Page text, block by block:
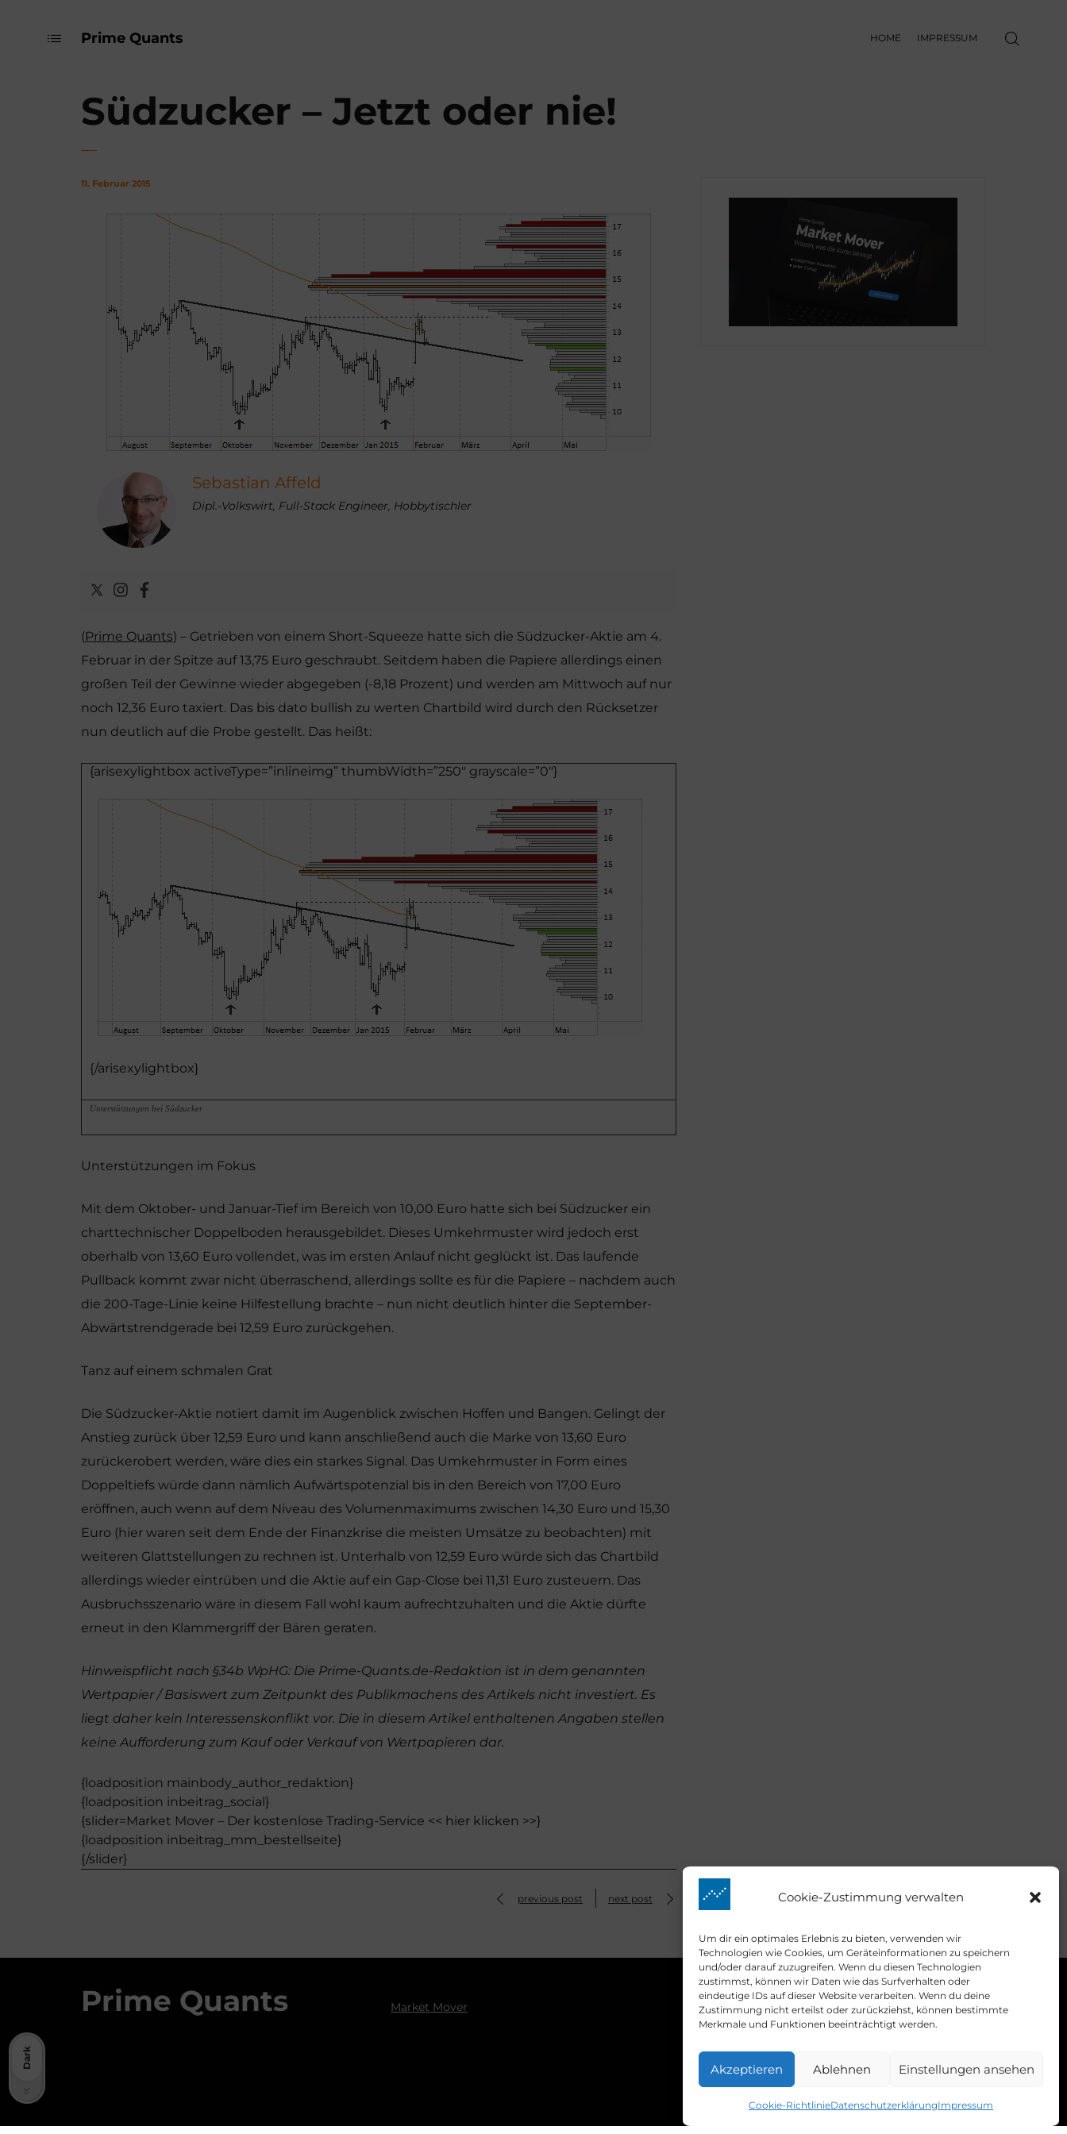
Cookie-Zustimmung verwalten
Um dir ein optimales Erlebnis zu bieten, verwenden wir
Technologien wie Cookies, um Geräteinformationen zu speichern
und/oder darauf zuzugreifen. Wenn du diesen Technologien
zustimmst, können wir Daten wie das Surfverhalten oder
eindeutige IDs auf dieser Website verarbeiten. Wenn du deine
Zustimmung nicht erteilst oder zurückziehst, können bestimmte
Merkmale und Funktionen beeinträchtigt werden.
Akzeptieren Ablehnen Einstellungen ansehen
Cookie-RichtlinieDatenschutzerklärungImpressum
Prime Quants HOME IMPRESSUM
Südzucker – Jetzt oder nie!
11. Februar 2015
Sebastian Affeld
Dipl.-Volkswirt, Full-Stack Engineer, Hobbytischler
(Prime Quants) – Getrieben von einem Short-Squeeze hatte sich die Südzucker-Aktie am 4.
Februar in der Spitze auf 13,75 Euro geschraubt. Seitdem haben die Papiere allerdings einen
großen Teil der Gewinne wieder abgegeben (-8,18 Prozent) und werden am Mittwoch auf nur
noch 12,36 Euro taxiert. Das bis dato bullish zu werten Chartbild wird durch den Rücksetzer
nun deutlich auf die Probe gestellt. Das heißt:
{arisexylightbox activeType=”inlineimg” thumbWidth=”250″ grayscale=”0″}
{/arisexylightbox}
Unterstützungen bei Südzucker
Unterstützungen im Fokus
Mit dem Oktober- und Januar-Tief im Bereich von 10,00 Euro hatte sich bei Südzucker ein
charttechnischer Doppelboden herausgebildet. Dieses Umkehrmuster wird jedoch erst
oberhalb von 13,60 Euro vollendet, was im ersten Anlauf nicht geglückt ist. Das laufende
Pullback kommt zwar nicht überraschend, allerdings sollte es für die Papiere – nachdem auch
die 200-Tage-Linie keine Hilfestellung brachte – nun nicht deutlich hinter die September-
Abwärtstrendgerade bei 12,59 Euro zurückgehen.
Tanz auf einem schmalen Grat
Die Südzucker-Aktie notiert damit im Augenblick zwischen Hoffen und Bangen. Gelingt der
Anstieg zurück über 12,59 Euro und kann anschließend auch die Marke von 13,60 Euro
zurückerobert werden, wäre dies ein starkes Signal. Das Umkehrmuster in Form eines
Doppeltiefs würde dann nämlich Aufwärtspotenzial bis in den Bereich von 17,00 Euro
eröffnen, auch wenn auf dem Niveau des Volumenmaximums zwischen 14,30 Euro und 15,30
Euro (hier waren seit dem Ende der Finanzkrise die meisten Umsätze zu beobachten) mit
weiteren Glattstellungen zu rechnen ist. Unterhalb von 12,59 Euro würde sich das Chartbild
allerdings wieder eintrüben und die Aktie auf ein Gap-Close bei 11,31 Euro zusteuern. Das
Ausbruchsszenario wäre in diesem Fall wohl kaum aufrechtzuhalten und die Aktie dürfte
erneut in den Klammergriff der Bären geraten.
Hinweispflicht nach §34b WpHG: Die Prime-Quants.de-Redaktion ist in dem genannten
Wertpapier / Basiswert zum Zeitpunkt des Publikmachens des Artikels nicht investiert. Es
liegt daher kein Interessenskonflikt vor. Die in diesem Artikel enthaltenen Angaben stellen
keine Aufforderung zum Kauf oder Verkauf von Wertpapieren dar.
{loadposition mainbody_author_redaktion}
{loadposition inbeitrag_social}
{slider=Market Mover – Der kostenlose Trading-Service << hier klicken >>}
{loadposition inbeitrag_mm_bestellseite}
{/slider}
previous post next post
Prime Quants Market Mover Kontakt
Email: info@prime-quants.de
Prime Quants © 2026.
Light
Dark